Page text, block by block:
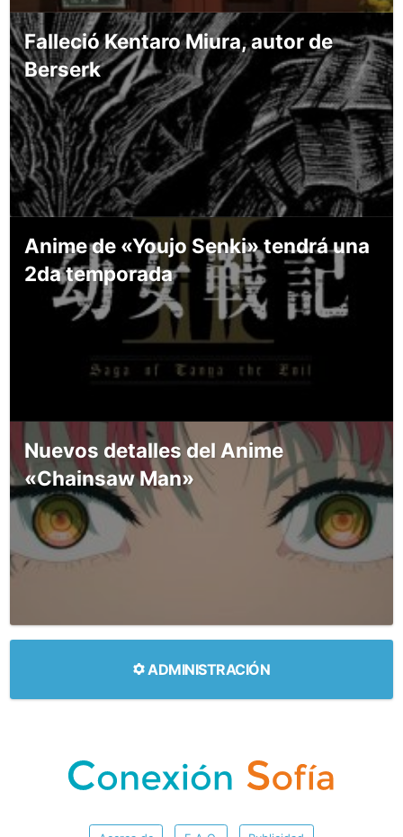
Falleció Kentaro Miura, autor de
Berserk
Anime de «Youjo Senki» tendrá una
2da temporada
Nuevos detalles del Anime
«Chainsaw Man»
ADMINISTRACIÓN